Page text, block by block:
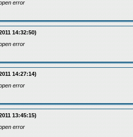
error
14:32:50)
error
14:27:14)
error
13:45:15)
error